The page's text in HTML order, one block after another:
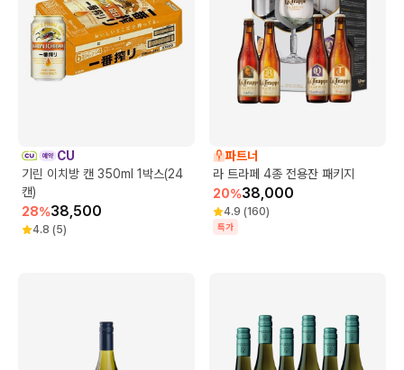
CU
기린 이치방 캔 350ml 1박스(24
캔)
28%38,500
4.8 (5)
파트너
라 트라페 4종 전용잔 패키지
20%38,000
4.9 (160)
특가